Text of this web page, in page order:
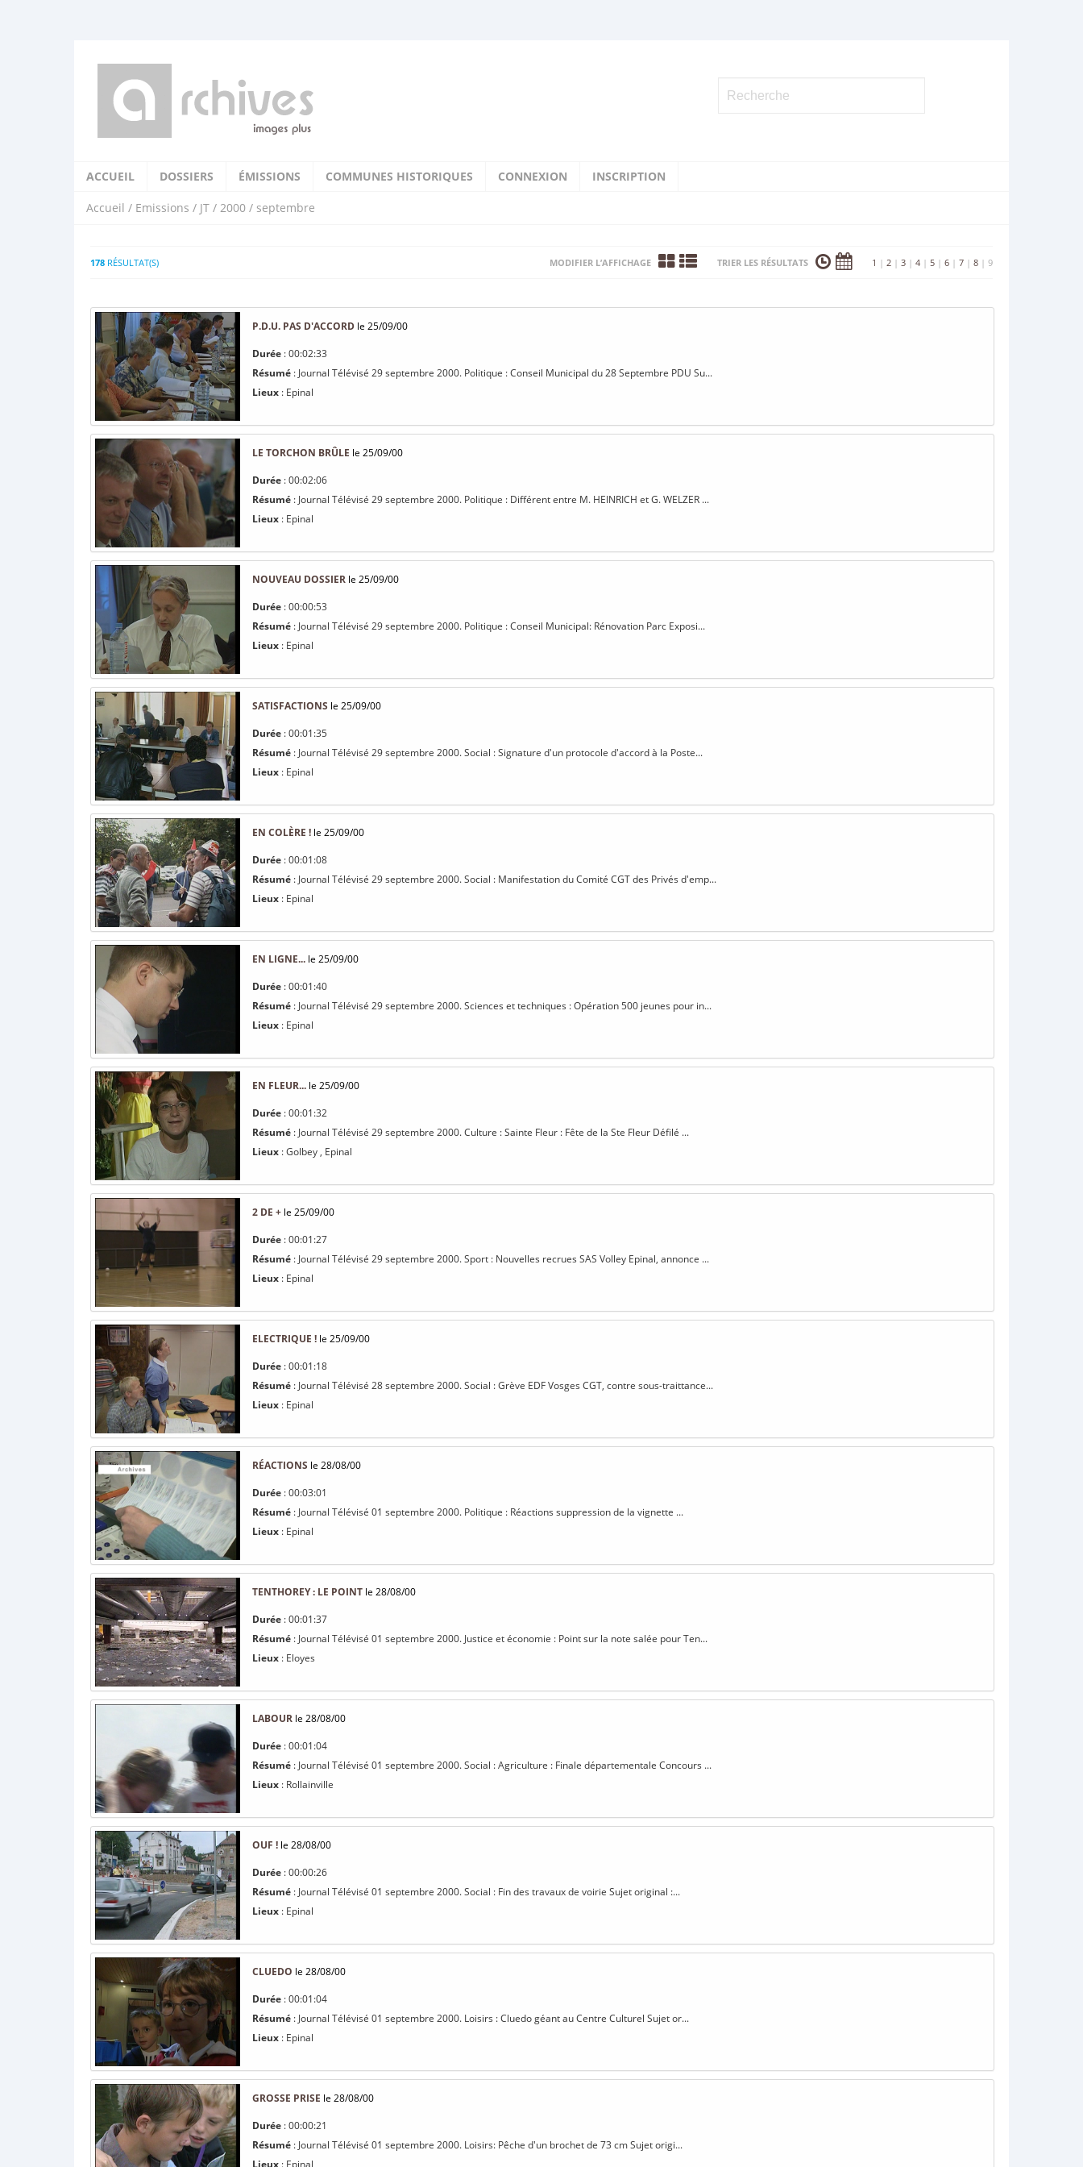
ACCUEIL DOSSIERS ÉMISSIONS COMMUNES HISTORIQUES CONNEXION INSCRIPTION
Accueil / Emissions / JT / 2000 / septembre
178 RÉSULTAT(S) 1 | 2 | 3 | 4 | 5 | 6 | 7 | 8 | 9
TRIER LES RÉSULTATS
MODIFIER L’AFFICHAGE
P.D.U. PAS D'ACCORD le 25/09/00
Durée : 00:02:33
Résumé : Journal Télévisé 29 septembre 2000. Politique : Conseil Municipal du 28 Septembre PDU Su...
Lieux : Epinal
LE TORCHON BRÛLE le 25/09/00
Durée : 00:02:06
Résumé : Journal Télévisé 29 septembre 2000. Politique : Différent entre M. HEINRICH et G. WELZER ...
Lieux : Epinal
NOUVEAU DOSSIER le 25/09/00
Durée : 00:00:53
Résumé : Journal Télévisé 29 septembre 2000. Politique : Conseil Municipal: Rénovation Parc Exposi...
Lieux : Epinal
SATISFACTIONS le 25/09/00
Durée : 00:01:35
Résumé : Journal Télévisé 29 septembre 2000. Social : Signature d'un protocole d'accord à la Poste...
Lieux : Epinal
EN COLÈRE ! le 25/09/00
Durée : 00:01:08
Résumé : Journal Télévisé 29 septembre 2000. Social : Manifestation du Comité CGT des Privés d'emp...
Lieux : Epinal
EN LIGNE... le 25/09/00
Durée : 00:01:40
Résumé : Journal Télévisé 29 septembre 2000. Sciences et techniques : Opération 500 jeunes pour in...
Lieux : Epinal
EN FLEUR... le 25/09/00
Durée : 00:01:32
Résumé : Journal Télévisé 29 septembre 2000. Culture : Sainte Fleur : Fête de la Ste Fleur Défilé ...
Lieux : Golbey , Epinal
2 DE + le 25/09/00
Durée : 00:01:27
Résumé : Journal Télévisé 29 septembre 2000. Sport : Nouvelles recrues SAS Volley Epinal, annonce ...
Lieux : Epinal
ELECTRIQUE ! le 25/09/00
Durée : 00:01:18
Résumé : Journal Télévisé 28 septembre 2000. Social : Grève EDF Vosges CGT, contre sous-traittance...
Lieux : Epinal
RÉACTIONS le 28/08/00
Durée : 00:03:01
Résumé : Journal Télévisé 01 septembre 2000. Politique : Réactions suppression de la vignette ...
Lieux : Epinal
TENTHOREY : LE POINT le 28/08/00
Durée : 00:01:37
Résumé : Journal Télévisé 01 septembre 2000. Justice et économie : Point sur la note salée pour Ten...
Lieux : Eloyes
LABOUR le 28/08/00
Durée : 00:01:04
Résumé : Journal Télévisé 01 septembre 2000. Social : Agriculture : Finale départementale Concours ...
Lieux : Rollainville
OUF ! le 28/08/00
Durée : 00:00:26
Résumé : Journal Télévisé 01 septembre 2000. Social : Fin des travaux de voirie Sujet original :...
Lieux : Epinal
CLUEDO le 28/08/00
Durée : 00:01:04
Résumé : Journal Télévisé 01 septembre 2000. Loisirs : Cluedo géant au Centre Culturel Sujet or...
Lieux : Epinal
GROSSE PRISE le 28/08/00
Durée : 00:00:21
Résumé : Journal Télévisé 01 septembre 2000. Loisirs: Pêche d'un brochet de 73 cm Sujet origi...
Lieux : Epinal